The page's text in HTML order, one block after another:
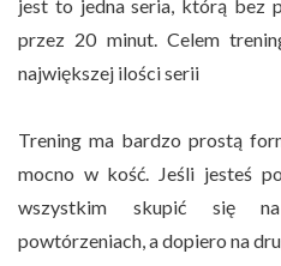
jest to jedna seria, którą bez
przez 20 minut. Celem
największej ilości serii
Trening ma bardzo prostą
mocno w kość. Jeśli jesteś
wszystkim skupić się
powtórzeniach, a dopiero na